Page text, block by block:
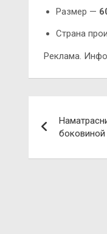
Размер —
Страна
Реклама.
по
записям
боковиной